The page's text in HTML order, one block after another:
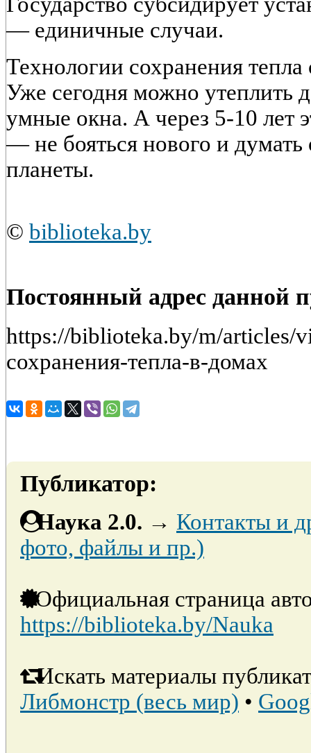
— единичные случаи.
Технологии сохранения
Уже сегодня можно утеплить
умные окна. А через 5-10 лет
— не бояться нового и
планеты.
© biblioteka.by
Постоянный адрес данной
https://biblioteka.by/m/articles/
сохранения-тепла-в-домах
Публикатор:
Наука 2.0. → Контакты и
фото, файлы и пр.)
Официальная страница
https://biblioteka.by/Nauka
Искать материалы
Либмонстр (весь мир) •